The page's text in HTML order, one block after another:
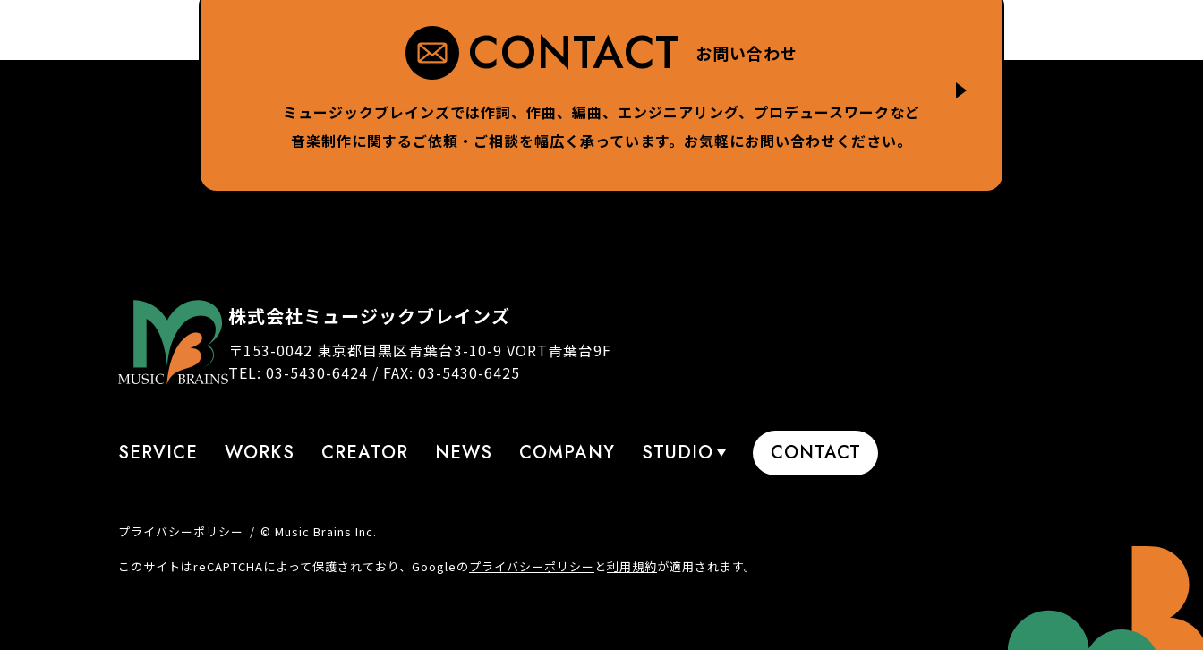
CONTACT お問い合わせ
ミュージックブレインズでは作詞、作曲、編曲、エンジニアリング、プロデュースワークなど
音楽制作に関するご依頼・ご相談を幅広く承っています。お気軽にお問い合わせください。
株式会社ミュージックブレインズ
〒153-0042 東京都目黒区青葉台3-10-9 VORT青葉台9F
TEL: 03-5430-6424 / FAX: 03-5430-6425
SERVICE WORKS CREATOR NEWS COMPANY STUDIO CONTACT
プライバシーポリシー © Music Brains Inc.
このサイトはreCAPTCHAによって保護されており、Googleのプライバシーポリシー と利用規約が適用されます。